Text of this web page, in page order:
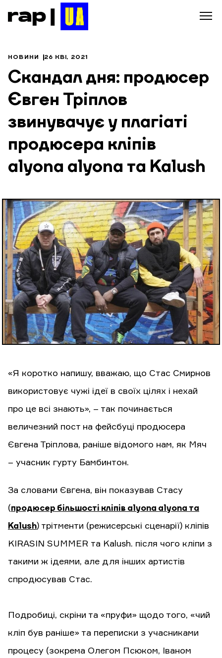
НОВИНИ 26 КВІ, 2021
Скандал дня: продюсер
Євген Тріплов
звинувачує у плагіаті
продюсера кліпів
alyona alyona та Kalush
«Я коротко напишу, вважаю, що Стас Смирнов
використовує чужі ідеї в своїх цілях і нехай
про це всі знають», – так починається
величезний пост на фейсбуці продюсера
Євгена Тріплова, раніше відомого нам, як Мяч
– учасник гурту Бамбинтон.
За словами Євгена, він показував Стасу
(продюсер більшості кліпів alyona alyona та
Kalush) трітменти (режисерські сценарії) кліпів
KIRASIN SUMMER та Kalush. після чого кліпи з
такими ж ідеями, але для інших артистів
спродюсував Стас.
Подробиці, скріни та «пруфи» щодо того, «чий
кліп був раніше» та переписки з учасниками
процесу (зокрема Олегом Псюком, Іваном